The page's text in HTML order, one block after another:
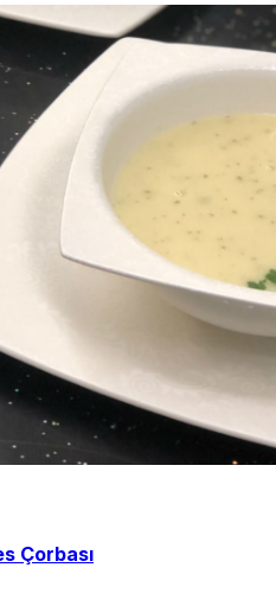
Çorbası